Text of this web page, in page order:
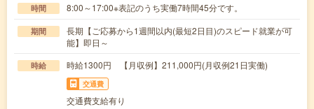
時間 8:00～17:00※表記のうち実働7時間45分です。
期間
長期【ご応募から1週間以内(最短2日目)のスピード就業が可
能】即日～
時給 時給1300円 【月収例】211,000円(月収例21日実働)
交通費
交通費支給有り